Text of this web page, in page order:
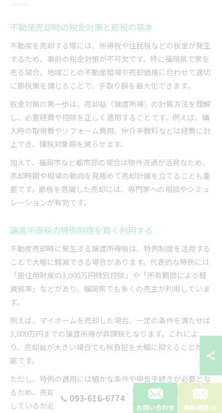
不動産売却時の税金対策と節税の基本
不動産を売却する際には、所得税や住民税などの税金が発生
するため、事前の税金対策が不可欠です。特に福岡県で家を
売る場合、地域ごとの不動産相場や売却価格に合わせて適切
に節税策を講じることで、手取り額を最大化できます。
税金対策の第一歩は、売却益（譲渡所得）の計算方法を理解
し、必要経費や控除を正しく適用することです。例えば、購
入時の取得費やリフォーム費用、仲介手数料などは経費に計
上でき、課税対象額を減らせます。
加えて、福岡市など都市部の場合は物件流通が活発なため、
売却時期や相場の動向を見極めて売却計画を立てることも重
要です。節税を意識した売却には、専門家への相談やシミュ
レーションが有効です。
譲渡所得税の特例制度を賢く利用する
不動産売却時に発生する譲渡所得税は、特例制度を活用する
ことで大幅に軽減できる場合があります。代表的な特例には
「居住用財産の3,000万円特別控除」や「所有期間による軽
減税率」などがあり、福岡県でも多くの売主が利用していま
す。
例えば、マイホームを売却した場合、一定の条件を満たせば
3,000万円までの譲渡所得が非課税となります。これによ
り、売却益が大きい場合でも税負担を大幅に抑えることが可
能です。
ただし、特例の適用には細かな条件や申告手続きが必要とな
るため、売却前に税理士などの専門家に相談し、要件を満た
しているか必ず確認しましょう。失念すると節税のチャンス
093-616-6774
お問い合わせ 無料相談